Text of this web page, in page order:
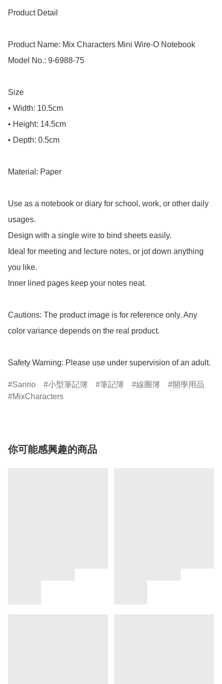
Product Detail
Product Name: Mix Characters Mini Wire-O Notebook
Model No.: 9-6988-75
Size
• Width: 10.5cm
• Height: 14.5cm
• Depth: 0.5cm
Material: Paper
Use as a notebook or diary for school, work, or other daily
usages.
Design with a single wire to bind sheets easily.
Ideal for meeting and lecture notes, or jot down anything
you like.
Inner lined pages keep your notes neat.
Cautions: The product image is for reference only. Any
color variance depends on the real product.
Safety Warning: Please use under supervision of an adult.
Sanrio 小型筆記簿 筆記簿 線圈簿
開學用品
MixCharacters
你可能感興趣的商品